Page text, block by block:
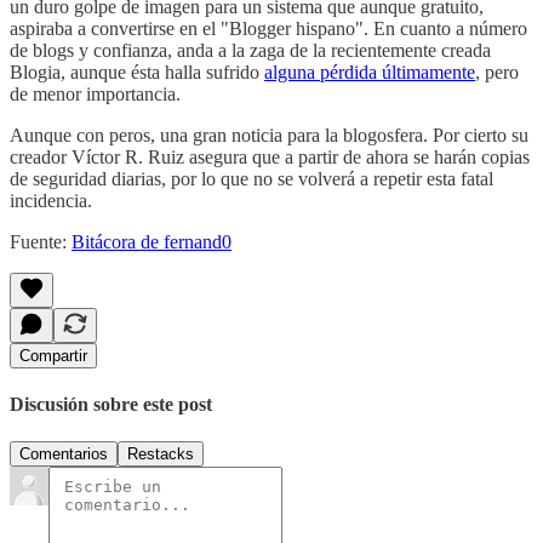
un duro golpe de imagen para un sistema que aunque gratuito,
aspiraba a convertirse en el "Blogger hispano". En cuanto a número
de blogs y confianza, anda a la zaga de la recientemente creada
Blogia, aunque ésta halla sufrido alguna pérdida últimamente, pero
de menor importancia.
Aunque con peros, una gran noticia para la blogosfera. Por cierto su
creador Víctor R. Ruiz asegura que a partir de ahora se harán copias
de seguridad diarias, por lo que no se volverá a repetir esta fatal
incidencia.
Fuente: Bitácora de fernand0
Compartir
Discusión sobre este post
Comentarios Restacks